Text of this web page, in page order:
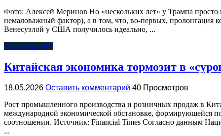
Фото: Алексей Меринов Но «нескольких лет» у Трампа
немаловажный фактор), а в том, что, во-первых, пролонгация
Венесуэлой у США получилось идеально, ...
Читать далее »
Китайская экономика тормозит в
18.05.2026 Оставить комментарий 40 Просмотров
Рост промышленного производства и розничных продаж в
международной экономической обстановке, формирующейся
соотношении. Источник: Financial Times Согласно данным
...